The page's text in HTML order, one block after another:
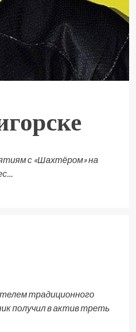
с «Шахтёром» на
традиционного
получил в актив треть